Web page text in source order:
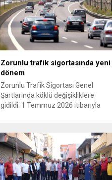
Zorunlu trafik sigortasında yeni
dönem
Zorunlu Trafik Sigortası Genel
Şartlarında köklü değişikliklere
gidildi. 1 Temmuz 2026 itibarıyla
yönelik rücu (zararı rücu ettirme)
haklarını genişletirken, orijinal parça
kullanımındaki yaş sınırını kaldırıyor
ve değer kaybı ödemelerinde hak
sahibinin başvuru şartını otomatik